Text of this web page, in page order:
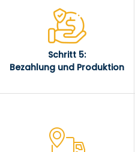
Schritt 5:
Bezahlung und Produktion